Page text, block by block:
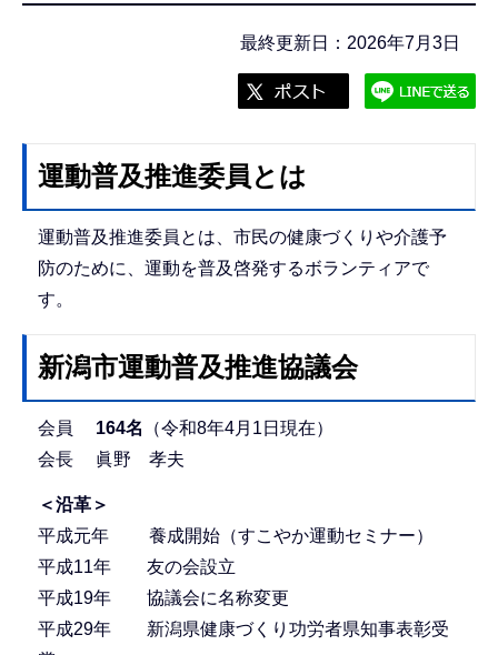
最終更新日：2026年7月3日
運動普及推進委員とは
運動普及推進委員とは、市民の健康づくりや介護予
防のために、運動を普及啓発するボランティアで
す。
新潟市運動普及推進協議会
会員 164名 （令和8年4月1日現在）
会長 眞野 孝夫
＜沿革＞
平成元年 養成開始（すこやか運動セミナー）
平成11年 友の会設立
平成19年 協議会に名称変更
平成29年 新潟県健康づくり功労者県知事表彰受